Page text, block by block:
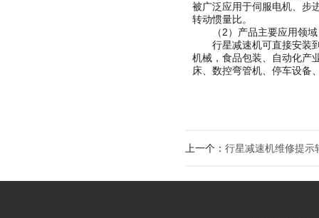
被广泛应用于伺服电机、步
转动惯量比。
（2）产品主要应用领域
行星减速机可直接安装到
机械，食品包装、自动化产
床、数控弯管机、停车设备
上一个： 行星减速机维修提示